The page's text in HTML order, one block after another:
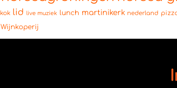
kok lid live muziek lunch martinikerk nederland
Wijnkoperij